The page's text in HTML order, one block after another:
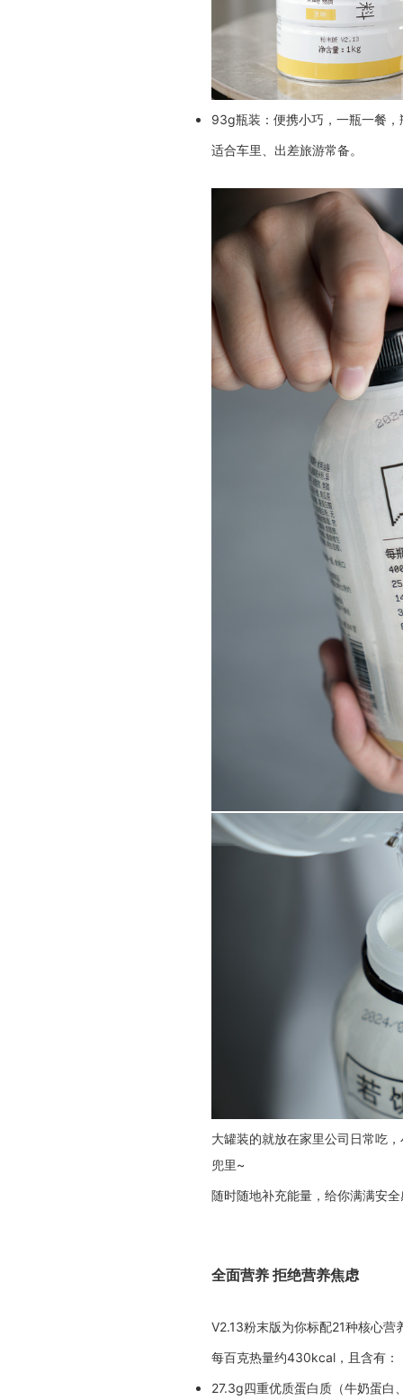
93g瓶装：便携小巧，一瓶一餐
适合车里、出差旅游常备。
大罐装的就放在家里公司日常吃
兜里~
随时随地补充能量，给你满满安
全面营养 拒绝营养焦虑
V2.13粉末版为你标配21种核心营
每百克热量约430kcal，且含有：
27.3g四重优质蛋白质（牛奶蛋白